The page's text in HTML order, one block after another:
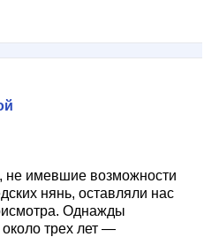
не имевшие возможности
нянь, оставляли нас
Однажды
трех лет —